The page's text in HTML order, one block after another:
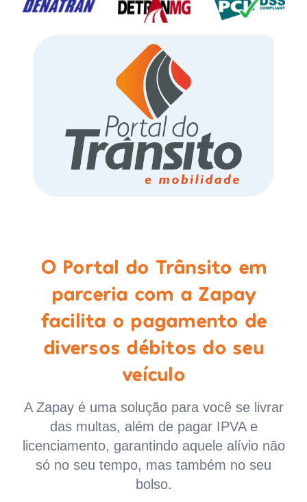
O Portal do Trânsito em
parceria com a Zapay
facilita o pagamento de
diversos débitos do seu
veículo
A Zapay é uma solução para você se livrar
das multas, além de pagar IPVA e
licenciamento, garantindo aquele alívio não
só no seu tempo, mas também no seu
bolso.